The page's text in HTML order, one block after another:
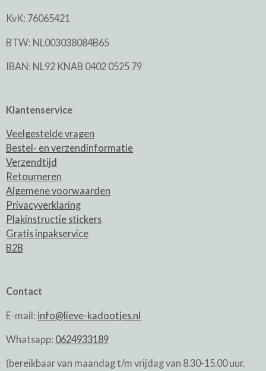
KvK: 76065421
BTW: NL003038084B65
IBAN: NL92 KNAB 0402 0525 79
Klantenservice
Veelgestelde vragen
Bestel- en verzendinformatie
Verzendtijd
Retourneren
Algemene voorwaarden
Privacyverklaring
Plakinstructie stickers
Gratis inpakservice
B2B
Contact
E-mail: info@lieve-kadootjes.nl
Whatsapp: 0624933189
(bereikbaar van maandag t/m vrijdag van 8.30-15.00 uur.